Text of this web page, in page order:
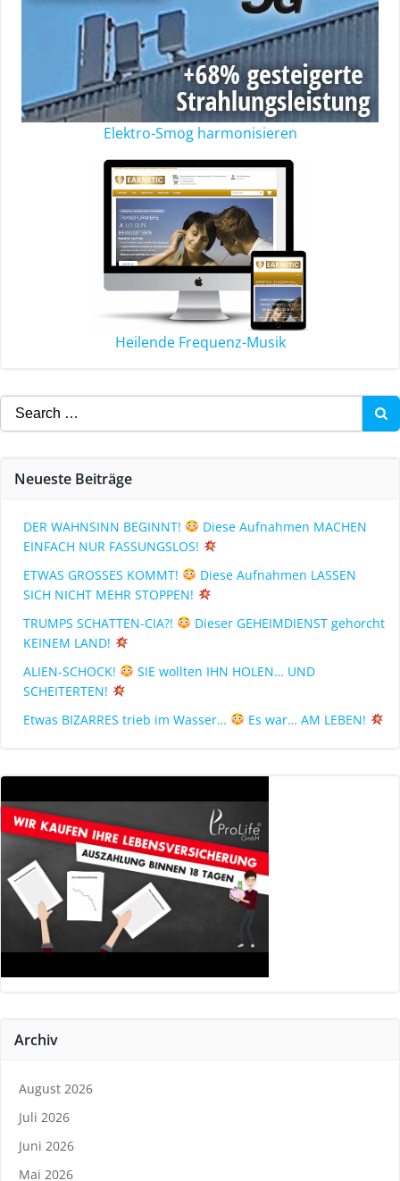
Elektro-Smog harmonisieren
Heilende Frequenz-Musik
Neueste Beiträge
DER WAHNSINN BEGINNT!
Diese Aufnahmen MACHEN
EINFACH NUR FASSUNGSLOS!
ETWAS GROSSES KOMMT!
Diese Aufnahmen LASSEN
SICH NICHT MEHR STOPPEN!
TRUMPS SCHATTEN-CIA?!
Dieser GEHEIMDIENST gehorcht
KEINEM LAND!
ALIEN-SCHOCK!
SIE wollten IHN HOLEN… UND
SCHEITERTEN!
Etwas BIZARRES trieb im Wasser…
Es war… AM LEBEN!
Archiv
August 2026
Juli 2026
Juni 2026
Mai 2026